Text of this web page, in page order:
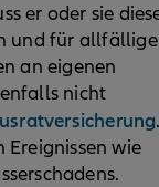
er oder sie
und für allfällige
an eigenen
nicht
Ereignissen wie